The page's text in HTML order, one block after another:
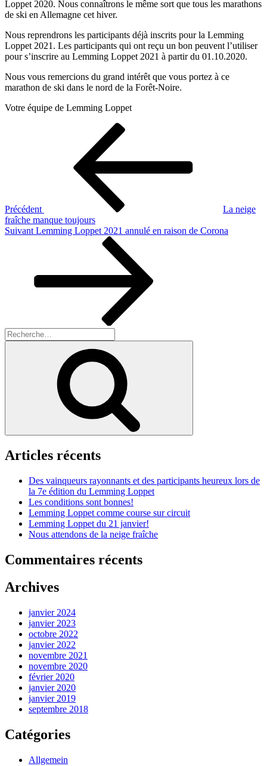
Loppet 2020. Nous connaîtrons le même sort que tous les marathons
de ski en Allemagne cet hiver.
Nous reprendrons les participants déjà inscrits pour la Lemming
Loppet 2021. Les participants qui ont reçu un bon peuvent l’utiliser
pour s’inscrire au Lemming Loppet 2021 à partir du 01.10.2020.
Nous vous remercions du grand intérêt que vous portez à ce
marathon de ski dans le nord de la Forêt-Noire.
Votre équipe de Lemming Loppet
Précédent
La neige
fraîche manque toujours
Article
Suivant Lemming Loppet 2021 annulé en raison de Corona
Recherche
pour
Articles récents
Des vainqueurs rayonnants et des participants heureux lors de
la 7e édition du Lemming Loppet
Les conditions sont bonnes!
Lemming Loppet comme course sur circuit
Lemming Loppet du 21 janvier!
Nous attendons de la neige fraîche
Commentaires récents
Archives
janvier 2024
janvier 2023
octobre 2022
janvier 2022
novembre 2021
novembre 2020
février 2020
janvier 2020
janvier 2019
septembre 2018
Catégories
Allgemein